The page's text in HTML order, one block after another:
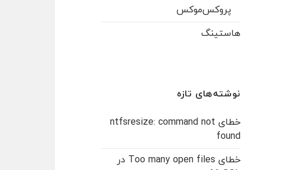
پروکس‌موکس
هاستینگ
نوشته‌های تازه
خطای ntfsresize: command not
found
خطای Too many open files در